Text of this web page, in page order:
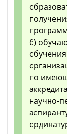
б)
по
научно-